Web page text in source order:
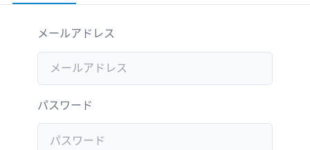
メールアドレス
パスワード